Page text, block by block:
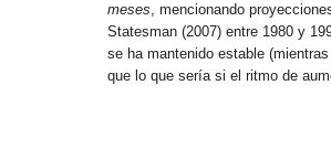
meses, mencionando
Statesman (2007) entre 1980 y
se ha mantenido estable
que lo que sería si el ritmo de